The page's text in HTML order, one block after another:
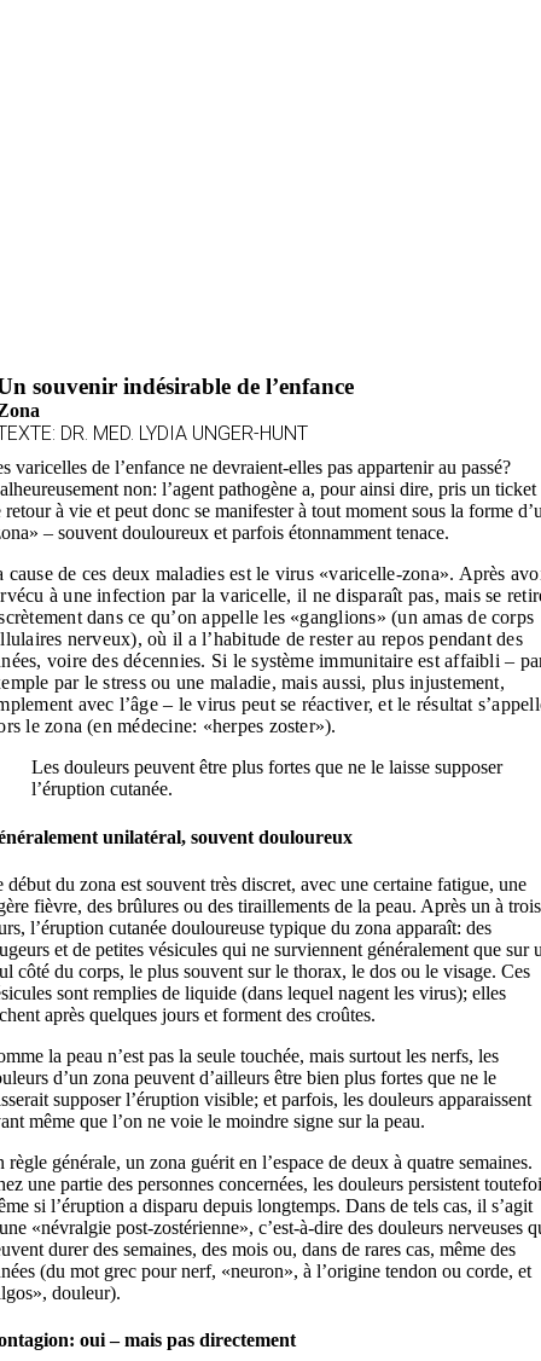
souvenir indésirable de l’enfance
DR. MED. LYDIA UNGER-HUNT
varicelles de l’enfance ne devraient-elles pas appartenir au passé?
non: l’agent pathogène a, pour ainsi dire, pris un ticket
retour à vie et peut donc se manifester à tout moment sous la forme
– souvent douloureux et parfois étonnamment tenace.
cause de ces deux maladies est le virus «varicelle-zona». Après
à une infection par la varicelle, il ne disparaît pas, mais se
dans ce qu’on appelle les «ganglions» (un amas de corps
nerveux), où il a l’habitude de rester au repos pendant des
voire des décennies. Si le système immunitaire est affaibli –
par le stress ou une maladie, mais aussi, plus injustement,
avec l’âge – le virus peut se réactiver, et le résultat
le zona (en médecine: «herpes zoster»).
Les douleurs peuvent être plus fortes que ne le laisse supposer
l’éruption cutanée.
unilatéral, souvent douloureux
début du zona est souvent très discret, avec une certaine fatigue, une
fièvre, des brûlures ou des tiraillements de la peau. Après un à trois
l’éruption cutanée douloureuse typique du zona apparaît: des
et de petites vésicules qui ne surviennent généralement que sur
côté du corps, le plus souvent sur le thorax, le dos ou le visage. Ces
sont remplies de liquide (dans lequel nagent les virus); elles
après quelques jours et forment des croûtes.
la peau n’est pas la seule touchée, mais surtout les nerfs, les
d’un zona peuvent d’ailleurs être bien plus fortes que ne le
supposer l’éruption visible; et parfois, les douleurs apparaissent
même que l’on ne voie le moindre signe sur la peau.
règle générale, un zona guérit en l’espace de deux à quatre semaines.
une partie des personnes concernées, les douleurs persistent
si l’éruption a disparu depuis longtemps. Dans de tels cas, il s’agit
«névralgie post-zostérienne», c’est-à-dire des douleurs nerveuses
durer des semaines, des mois ou, dans de rares cas, même des
(du mot grec pour nerf, «neuron», à l’origine tendon ou corde, et
douleur).
oui – mais pas directement